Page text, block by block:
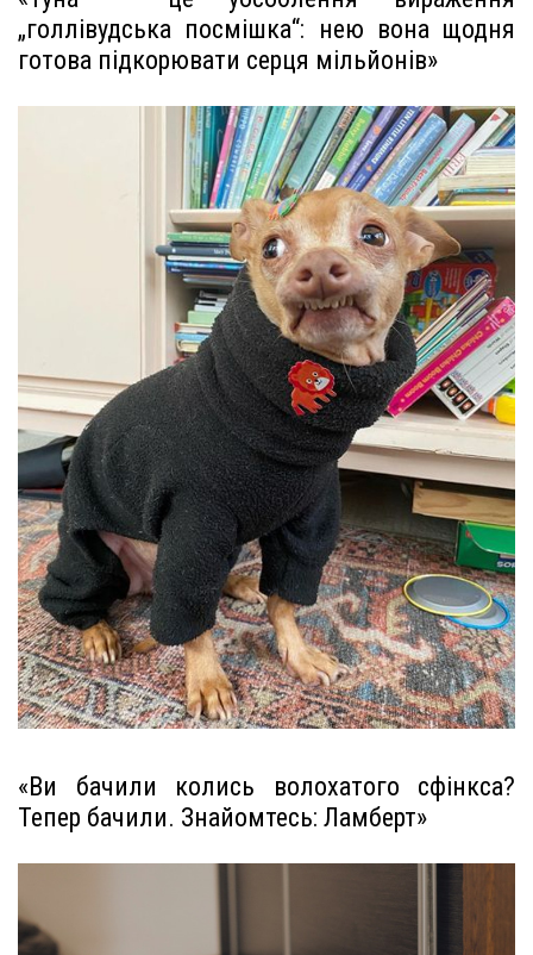
„голлівудська посмішка“: нею вона щодня
готова підкорювати серця мільйонів»
«Ви бачили колись волохатого сфінкса?
Тепер бачили. Знайомтесь: Ламберт»